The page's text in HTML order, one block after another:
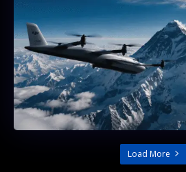
Load More